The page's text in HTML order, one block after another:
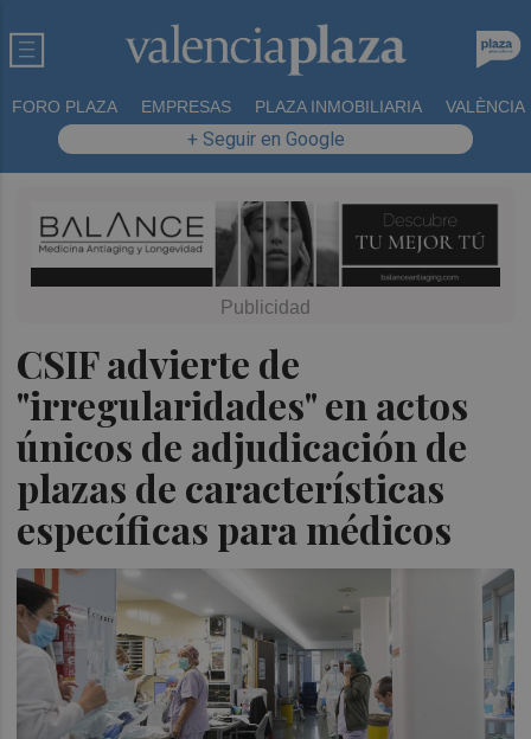
FORO PLAZA EMPRESAS PLAZA INMOBILIARIA VALÈNCIA
+ Seguir en Google
CSIF advierte de
"irregularidades" en actos
únicos de adjudicación de
plazas de características
específicas para médicos